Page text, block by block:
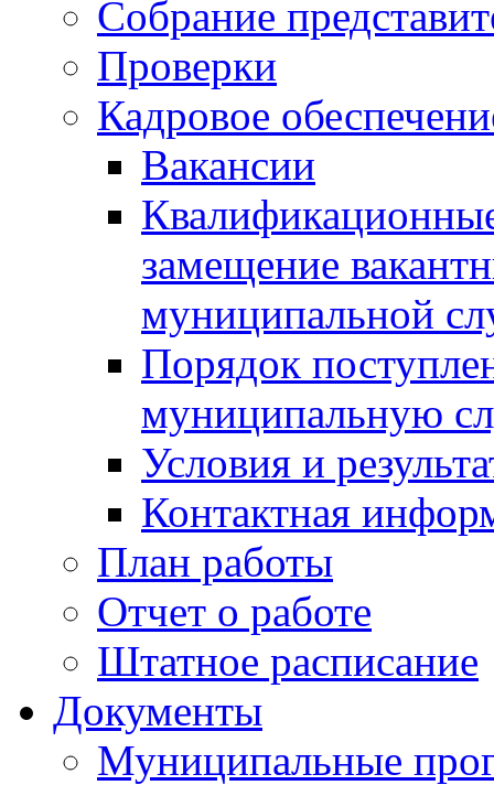
Собрание
Проверки
Кадровое
Вакансии
замещение
муниципальной
Порядок
муниципальную
Условия и
Контактная
План работы
Отчет о работе
Штатное расписание
Документы
Муниципальные